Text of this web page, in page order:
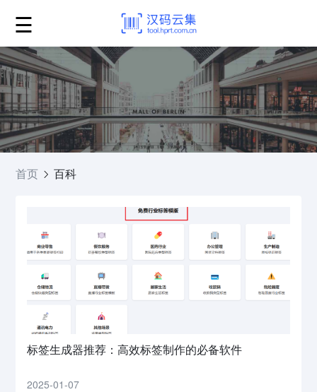
☰
首页 百科
标签生成器推荐：高效标签制作的必备软件
2025-01-07